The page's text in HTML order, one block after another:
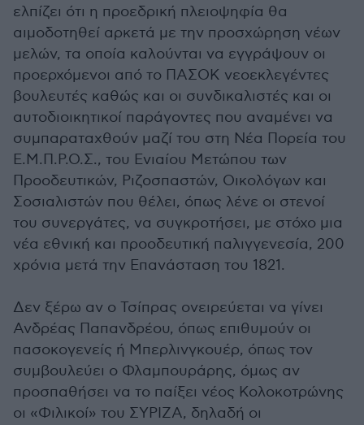
ελπίζει ότι η προεδρική πλειοψηφία θα
αιμοδοτηθεί αρκετά με την προσχώρηση νέων
μελών, τα οποία καλούνται να εγγράψουν οι
προερχόμενοι από το ΠΑΣΟΚ νεοεκλεγέντες
βουλευτές καθώς και οι συνδικαλιστές και οι
αυτοδιοικητικοί παράγοντες που αναμένει να
συμπαραταχθούν μαζί του στη Νέα Πορεία του
Ε.Μ.Π.Ρ.Ο.Σ., του Ενιαίου Μετώπου των
Προοδευτικών, Ριζοσπαστών, Οικολόγων και
Σοσιαλιστών που θέλει, όπως λένε οι στενοί
του συνεργάτες, να συγκροτήσει, με στόχο μια
νέα εθνική και προοδευτική παλιγγενεσία, 200
χρόνια μετά την Επανάσταση του 1821.
Δεν ξέρω αν ο Τσίπρας ονειρεύεται να γίνει
Ανδρέας Παπανδρέου, όπως επιθυμούν οι
πασοκογενείς ή Μπερλινγκουέρ, όπως τον
συμβουλεύει ο Φλαμπουράρης, όμως αν
προσπαθήσει να το παίξει νέος Κολοκοτρώνης
οι «Φιλικοί» του ΣΥΡΙΖΑ, δηλαδή οι